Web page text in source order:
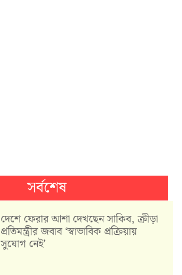
সর্বশেষ
দেশে ফেরার আশা দেখছেন সাকিব, ক্রীড়া
প্রতিমন্ত্রীর জবাব ‘স্বাভাবিক প্রক্রিয়ায়
সুযোগ নেই’